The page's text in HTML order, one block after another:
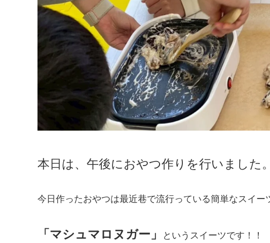
本日は、午後におやつ作りを行いました。
今日作ったおやつは最近巷で流行っている簡単なスイー
「マシュマロヌガー」 というスイーツです！！